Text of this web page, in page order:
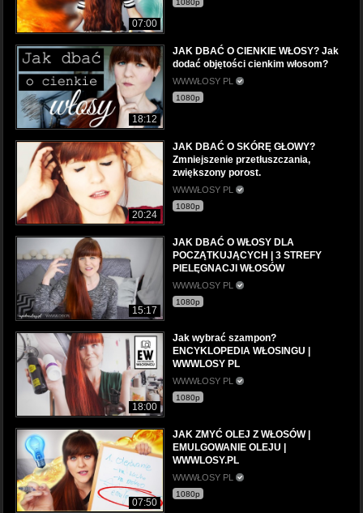
07:00
1080p
18:12
JAK DBAĆ O CIENKIE WŁOSY? Jak
dodać objętości cienkim włosom?
WWWŁOSY PL
1080p
20:24
JAK DBAĆ O SKÓRĘ GŁOWY?
Zmniejszenie przetłuszczania,
zwiększony porost.
WWWŁOSY PL
1080p
15:17
JAK DBAĆ O WŁOSY DLA
POCZĄTKUJĄCYCH | 3 STREFY
PIELĘGNACJI WŁOSÓW
WWWŁOSY PL
1080p
18:00
Jak wybrać szampon?
ENCYKLOPEDIA WŁOSINGU |
WWWLOSY PL
WWWŁOSY PL
1080p
07:50
JAK ZMYĆ OLEJ Z WŁOSÓW |
EMULGOWANIE OLEJU |
WWWLOSY.PL
WWWŁOSY PL
1080p